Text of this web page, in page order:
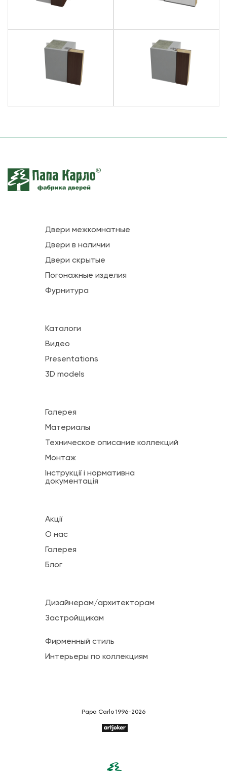
Двери межкомнатные
Двери в наличии
Двери скрытые
Погонажные изделия
Фурнитура
Каталоги
Видео
Presentations
3D models
Галерея
Материалы
Техническое описание коллекций
Монтаж
Інструкції і нормативна
документація
Акції
О нас
Галерея
Блог
Дизайнерам/архитекторам
Застройщикам
Фирменный стиль
Интерьеры по коллекциям
Papa Carlo 1996-2026